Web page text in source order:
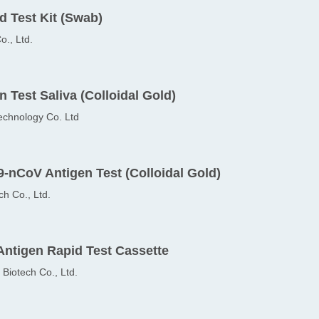
Test Kit (Swab)
Ltd.
Test Saliva (Colloidal Gold)
Co. Ltd
nCoV Antigen Test (Colloidal Gold)
Co., Ltd.
Rapid Test Cassette
Co., Ltd.